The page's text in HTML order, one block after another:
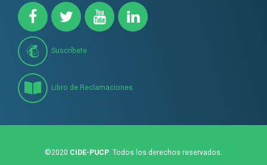
Suscríbete
Libro de Reclamaciones
©2020 CIDE-PUCP. Todos los derechos reservados.